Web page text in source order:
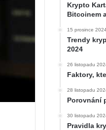
Krypto
Bitcoinem
15 prosince
Trendy
2024
26 listopadu
Faktory,
28 listopadu
Porovnání
30 listopadu
Pravidla